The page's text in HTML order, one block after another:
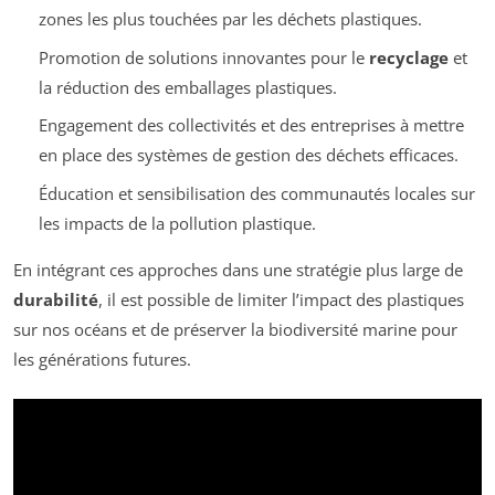
zones les plus touchées par les déchets plastiques.
Promotion de solutions innovantes pour le recyclageet
la réduction des emballages plastiques.
Engagement des collectivités et des entreprises à mettre
en place des systèmes de gestion des déchets efficaces.
Éducation et sensibilisation des communautés locales sur
les impacts de la pollution plastique.
En intégrant ces approches dans une stratégie plus large de
durabilité, il est possible de limiter l’impact des plastiques
sur nos océans et de préserver la biodiversité marine pour
les générations futures.